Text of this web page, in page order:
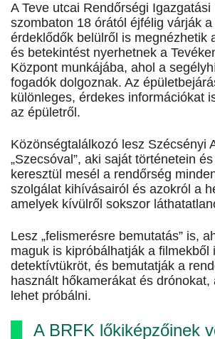
A Teve utcai Rendőrségi Igazgatási
szombaton 18 órától éjfélig várják
érdeklődők belülről is megnézhetik
és betekintést nyerhetnek a
Központ munkájába, ahol a
fogadók dolgoznak. Az
különleges, érdekes információkat
az épületről.
Közönségtalálkozó lesz Szécsényi
„Szecsóval”, aki saját történetein
keresztül mesél a rendőrség
szolgálat kihívásairól és azokról a
amelyek kívülről sokszor
Lesz „felismerésre bemutatás” is,
maguk is kipróbálhatják a filmekből
detektívtükröt, és bemutatják a
használt hőkamerákat és drónokat,
lehet próbálni.
A BRFK lőkiképzőinek